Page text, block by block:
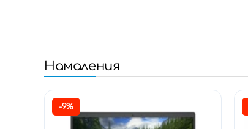
Намаления
-9%